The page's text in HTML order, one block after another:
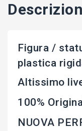
Figura /
plastica
Altissimo
100%
NUOVA